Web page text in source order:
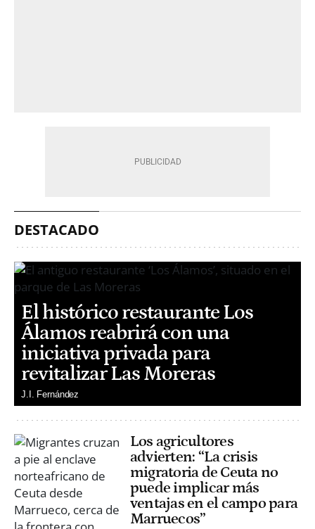
DESTACADO
El histórico restaurante Los
Álamos reabrirá con una
iniciativa privada para
revitalizar Las Moreras
J.I. Fernández
Los agricultores
advierten: “La crisis
migratoria de Ceuta no
puede implicar más
ventajas en el campo para
Marruecos”